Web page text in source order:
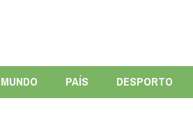
MUNDO PAÍS DESPORTO